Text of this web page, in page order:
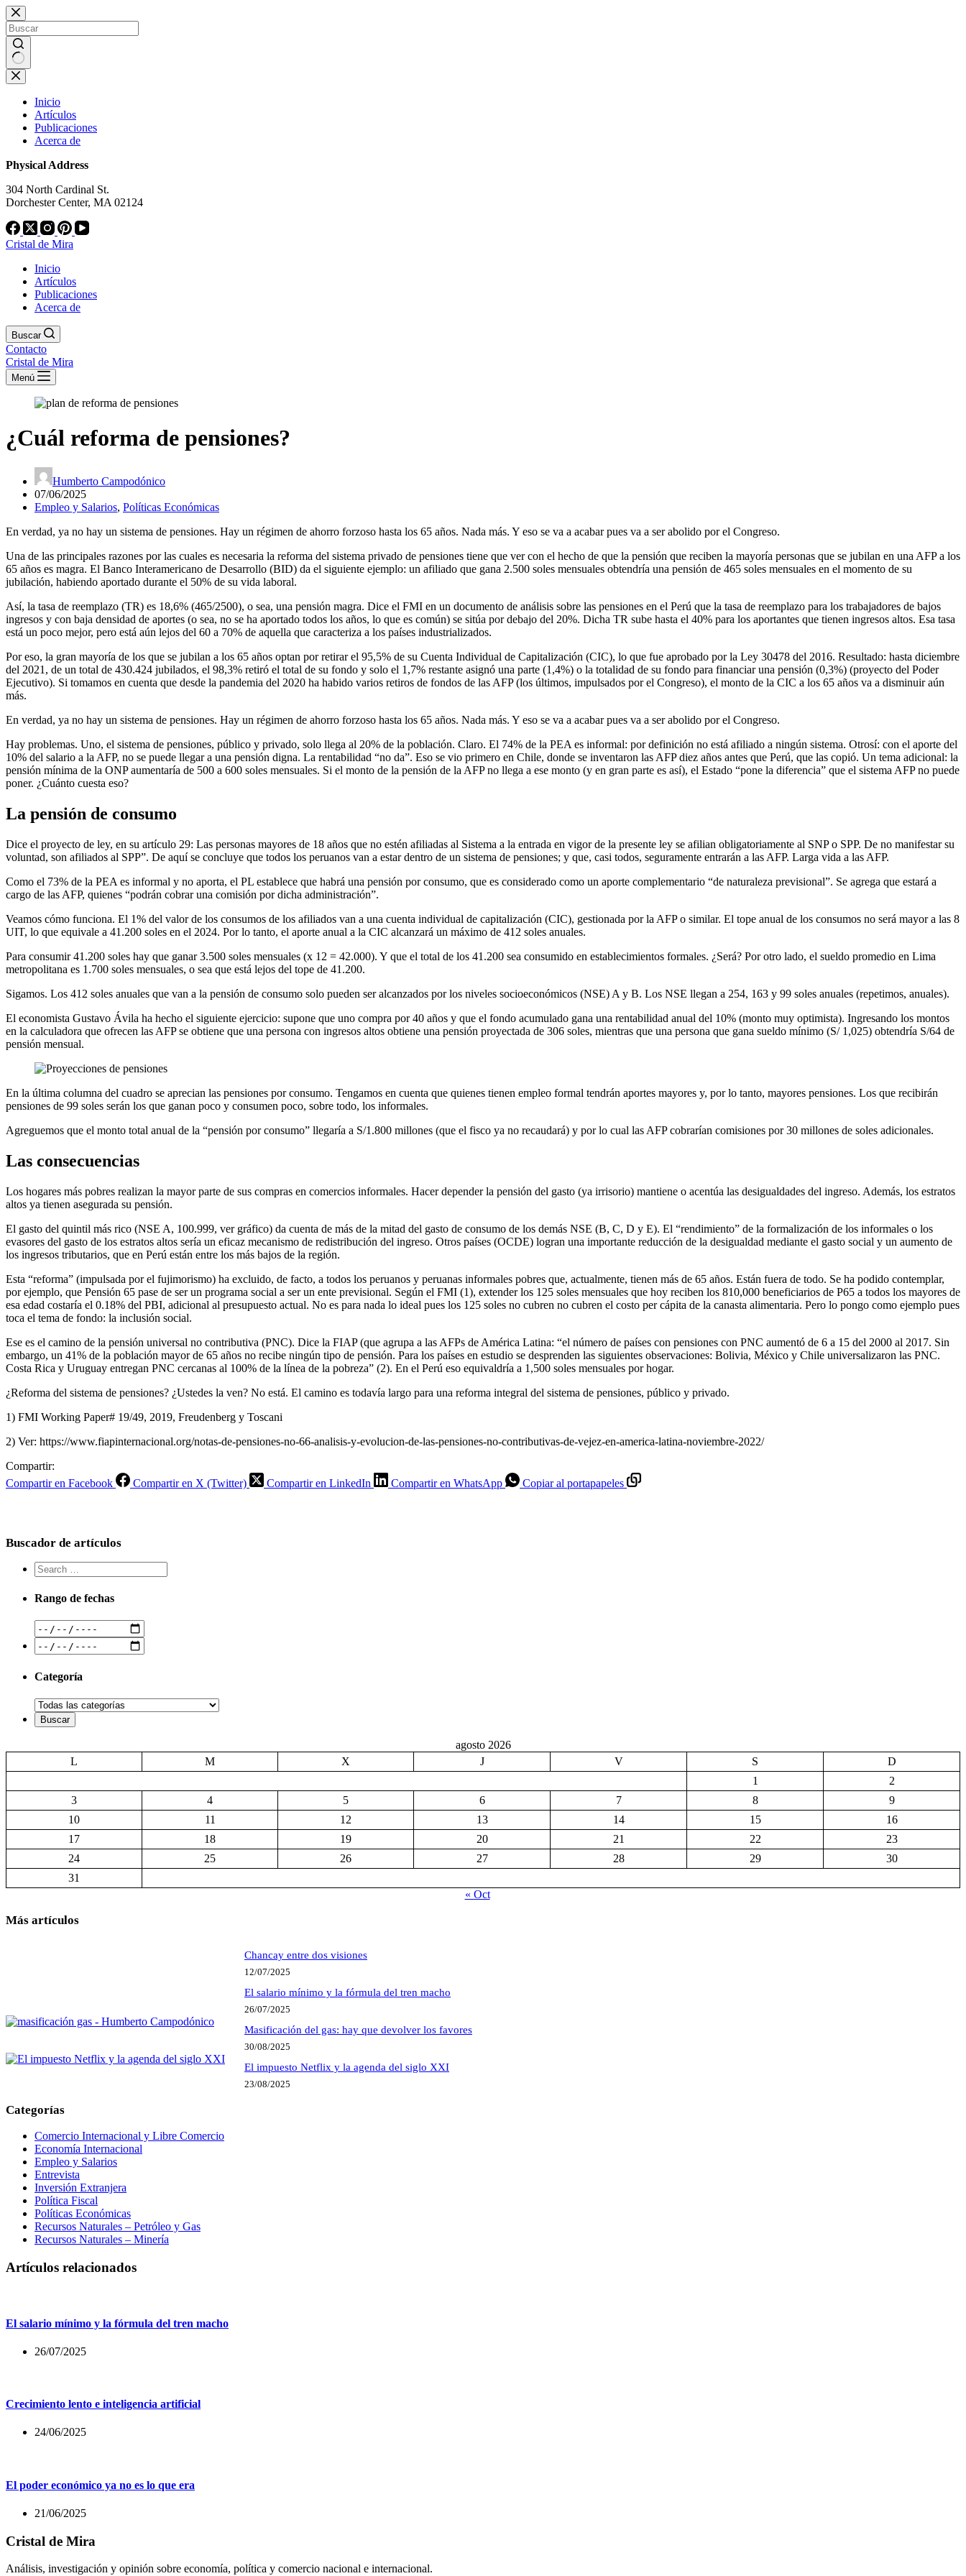
Saltar
al
contenido
Sin
resultados
Inicio
Artículos
Publicaciones
Acerca de
Physical Address
304 North Cardinal St.
Dorchester Center, MA 02124
Cristal de Mira
Inicio
Artículos
Publicaciones
Acerca de
Buscar
Contacto
Cristal de Mira
Menú
¿Cuál reforma de pensiones?
Humberto Campodónico
07/06/2025
Empleo y Salarios, Políticas Económicas
En verdad, ya no hay un sistema de pensiones. Hay un régimen de ahorro forzoso hasta los 65 años. Nada más. Y eso se va a acabar pues va a ser abolido por el Congreso.
Una de las principales razones por las cuales es necesaria la reforma del sistema privado de pensiones tiene que ver con el hecho de que la pensión que reciben la mayoría personas que se jubilan en una AFP a los
65 años es magra. El Banco Interamericano de Desarrollo (BID) da el siguiente ejemplo: un afiliado que gana 2.500 soles mensuales obtendría una pensión de 465 soles mensuales en el momento de su
jubilación, habiendo aportado durante el 50% de su vida laboral.
Así, la tasa de reemplazo (TR) es 18,6% (465/2500), o sea, una pensión magra. Dice el FMI en un documento de análisis sobre las pensiones en el Perú que la tasa de reemplazo para los trabajadores de bajos
ingresos y con baja densidad de aportes (o sea, no se ha aportado todos los años, lo que es común) se sitúa por debajo del 20%. Dicha TR sube hasta el 40% para los aportantes que tienen ingresos altos. Esa tasa
está un poco mejor, pero está aún lejos del 60 a 70% de aquella que caracteriza a los países industrializados.
Por eso, la gran mayoría de los que se jubilan a los 65 años optan por retirar el 95,5% de su Cuenta Individual de Capitalización (CIC), lo que fue aprobado por la Ley 30478 del 2016. Resultado: hasta diciembre
del 2021, de un total de 430.424 jubilados, el 98,3% retiró el total de su fondo y solo el 1,7% restante asignó una parte (1,4%) o la totalidad de su fondo para financiar una pensión (0,3%) (proyecto del Poder
Ejecutivo). Si tomamos en cuenta que desde la pandemia del 2020 ha habido varios retiros de fondos de las AFP (los últimos, impulsados por el Congreso), el monto de la CIC a los 65 años va a disminuir aún
más.
En verdad, ya no hay un sistema de pensiones. Hay un régimen de ahorro forzoso hasta los 65 años. Nada más. Y eso se va a acabar pues va a ser abolido por el Congreso.
Hay problemas. Uno, el sistema de pensiones, público y privado, solo llega al 20% de la población. Claro. El 74% de la PEA es informal: por definición no está afiliado a ningún sistema. Otrosí: con el aporte del
10% del salario a la AFP, no se puede llegar a una pensión digna. La rentabilidad “no da”. Eso se vio primero en Chile, donde se inventaron las AFP diez años antes que Perú, que las copió. Un tema adicional: la
pensión mínima de la ONP aumentaría de 500 a 600 soles mensuales. Si el monto de la pensión de la AFP no llega a ese monto (y en gran parte es así), el Estado “pone la diferencia” que el sistema AFP no puede
poner. ¿Cuánto cuesta eso?
La pensión de consumo
Dice el proyecto de ley, en su artículo 29: Las personas mayores de 18 años que no estén afiliadas al Sistema a la entrada en vigor de la presente ley se afilian obligatoriamente al SNP o SPP. De no manifestar su
voluntad, son afiliados al SPP”. De aquí se concluye que todos los peruanos van a estar dentro de un sistema de pensiones; y que, casi todos, seguramente entrarán a las AFP. Larga vida a las AFP.
Como el 73% de la PEA es informal y no aporta, el PL establece que habrá una pensión por consumo, que es considerado como un aporte complementario “de naturaleza previsional”. Se agrega que estará a
cargo de las AFP, quienes “podrán cobrar una comisión por dicha administración”.
Veamos cómo funciona. El 1% del valor de los consumos de los afiliados van a una cuenta individual de capitalización (CIC), gestionada por la AFP o similar. El tope anual de los consumos no será mayor a las 8
UIT, lo que equivale a 41.200 soles en el 2024. Por lo tanto, el aporte anual a la CIC alcanzará un máximo de 412 soles anuales.
Para consumir 41.200 soles hay que ganar 3.500 soles mensuales (x 12 = 42.000). Y que el total de los 41.200 sea consumido en establecimientos formales. ¿Será? Por otro lado, el sueldo promedio en Lima
metropolitana es 1.700 soles mensuales, o sea que está lejos del tope de 41.200.
Sigamos. Los 412 soles anuales que van a la pensión de consumo solo pueden ser alcanzados por los niveles socioeconómicos (NSE) A y B. Los NSE llegan a 254, 163 y 99 soles anuales (repetimos, anuales).
El economista Gustavo Ávila ha hecho el siguiente ejercicio: supone que uno compra por 40 años y que el fondo acumulado gana una rentabilidad anual del 10% (monto muy optimista). Ingresando los montos
en la calculadora que ofrecen las AFP se obtiene que una persona con ingresos altos obtiene una pensión proyectada de 306 soles, mientras que una persona que gana sueldo mínimo (S/ 1,025) obtendría S/64 de
pensión mensual.
En la última columna del cuadro se aprecian las pensiones por consumo. Tengamos en cuenta que quienes tienen empleo formal tendrán aportes mayores y, por lo tanto, mayores pensiones. Los que recibirán
pensiones de 99 soles serán los que ganan poco y consumen poco, sobre todo, los informales.
Agreguemos que el monto total anual de la “pensión por consumo” llegaría a S/1.800 millones (que el fisco ya no recaudará) y por lo cual las AFP cobrarían comisiones por 30 millones de soles adicionales.
Las consecuencias
Los hogares más pobres realizan la mayor parte de sus compras en comercios informales. Hacer depender la pensión del gasto (ya irrisorio) mantiene o acentúa las desigualdades del ingreso. Además, los estratos
altos ya tienen asegurada su pensión.
El gasto del quintil más rico (NSE A, 100.999, ver gráfico) da cuenta de más de la mitad del gasto de consumo de los demás NSE (B, C, D y E). El “rendimiento” de la formalización de los informales o los
evasores del gasto de los estratos altos sería un eficaz mecanismo de redistribución del ingreso. Otros países (OCDE) logran una importante reducción de la desigualdad mediante el gasto social y un aumento de
los ingresos tributarios, que en Perú están entre los más bajos de la región.
Esta “reforma” (impulsada por el fujimorismo) ha excluido, de facto, a todos los peruanos y peruanas informales pobres que, actualmente, tienen más de 65 años. Están fuera de todo. Se ha podido contemplar,
por ejemplo, que Pensión 65 pase de ser un programa social a ser un ente previsional. Según el FMI (1), extender los 125 soles mensuales que hoy reciben los 810,000 beneficiarios de P65 a todos los mayores de
esa edad costaría el 0.18% del PBI, adicional al presupuesto actual. No es para nada lo ideal pues los 125 soles no cubren no cubren el costo per cápita de la canasta alimentaria. Pero lo pongo como ejemplo pues
toca el tema de fondo: la inclusión social.
Ese es el camino de la pensión universal no contributiva (PNC). Dice la FIAP (que agrupa a las AFPs de América Latina: “el número de países con pensiones con PNC aumentó de 6 a 15 del 2000 al 2017. Sin
embargo, un 41% de la población mayor de 65 años no recibe ningún tipo de pensión. Para los países en estudio se desprenden las siguientes observaciones: Bolivia, México y Chile universalizaron las PNC.
Costa Rica y Uruguay entregan PNC cercanas al 100% de la línea de la pobreza” (2). En el Perú eso equivaldría a 1,500 soles mensuales por hogar.
¿Reforma del sistema de pensiones? ¿Ustedes la ven? No está. El camino es todavía largo para una reforma integral del sistema de pensiones, público y privado.
1) FMI Working Paper# 19/49, 2019, Freudenberg y Toscani
2) Ver: https://www.fiapinternacional.org/notas-de-pensiones-no-66-analisis-y-evolucion-de-las-pensiones-no-contributivas-de-vejez-en-america-latina-noviembre-2022/
Compartir:
Compartir en Facebook
Compartir en X (Twitter) Compartir en LinkedIn Compartir en WhatsApp Copiar al portapapeles
Buscador de artículos
Rango de fechas
Categoría
agosto 2026
L
M X J V S
D
1
2
3
4 5 6 7 8
9
10
11 12 13 14 15
16
17
18 19 20 21 22
23
24
25 26 27 28 29
30
31
« Oct
Más artículos
Chancay entre dos visiones
12/07/2025
El salario mínimo y la fórmula del tren macho
26/07/2025
Masificación del gas: hay que devolver los favores
30/08/2025
El impuesto Netflix y la agenda del siglo XXI
23/08/2025
Categorías
Comercio Internacional y Libre Comercio
Economía Internacional
Empleo y Salarios
Entrevista
Inversión Extranjera
Política Fiscal
Políticas Económicas
Recursos Naturales – Petróleo y Gas
Recursos Naturales – Minería
Artículos relacionados
El salario mínimo y la fórmula del tren macho
26/07/2025
Crecimiento lento e inteligencia artificial
24/06/2025
El poder económico ya no es lo que era
21/06/2025
Cristal de Mira
Análisis, investigación y opinión sobre economía, política y comercio nacional e internacional.